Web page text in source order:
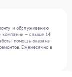
и обслуживанию
компании — свыше 14
помощь оказана
Ежемесячно в
работаем с широким
благодаря